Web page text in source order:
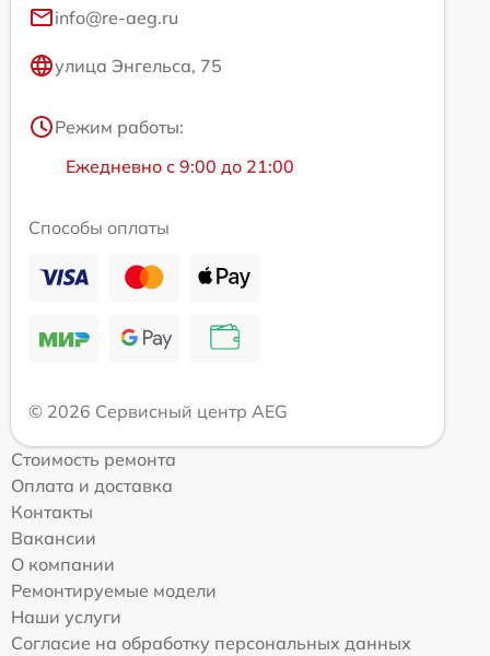
info@re-aeg.ru
улица Энгельса, 75
Режим работы:
Ежедневно с 9:00 до 21:00
Способы оплаты
© 2026 Сервисный центр AEG
Стоимость ремонта
Оплата и доставка
Контакты
Вакансии
О компании
Ремонтируемые модели
Наши услуги
Согласие на обработку персональных данных